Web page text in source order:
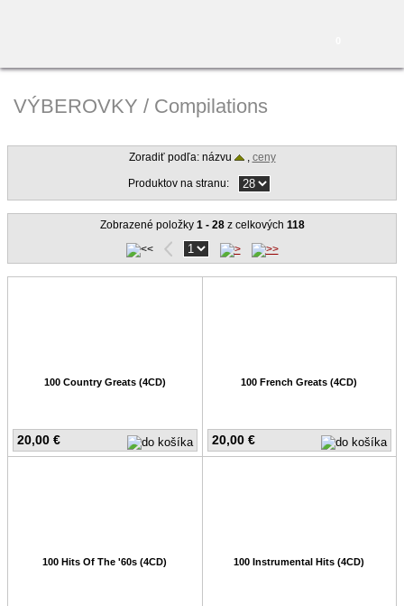
VÝBEROVKY / Compilations
Zoradiť podľa: názvu , ceny
Produktov na stranu:
Zobrazené položky 1 - 28z celkových 118
20,00 €
100 Country Greats (4CD)
20,00 €
100 French Greats (4CD)
100 Hits Of The '60s (4CD) 100 Instrumental Hits (4CD)